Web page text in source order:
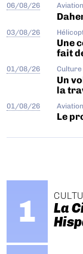
06/08/26
03/08/26
Une
fait
01/08/26
Un
la
01/08/26
Le
La